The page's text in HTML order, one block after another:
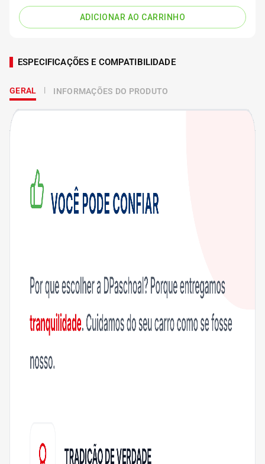
ADICIONAR AO CARRINHO
ESPECIFICAÇÕES E COMPATIBILIDADE
GERAL INFORMAÇÕES DO PRODUTO